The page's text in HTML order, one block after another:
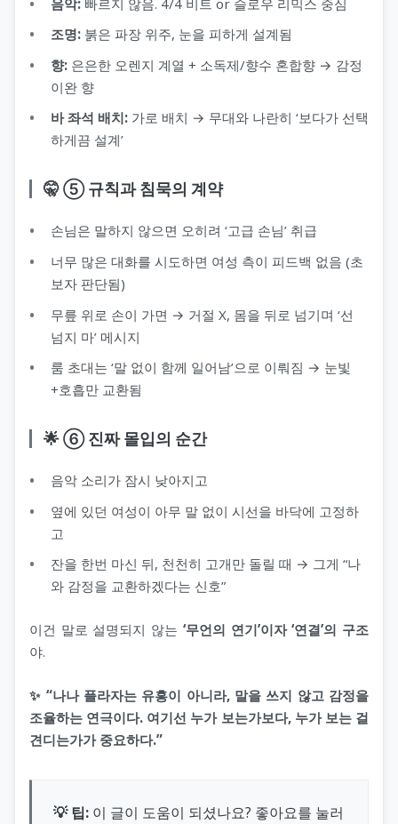
조명: 붉은 파장 위주, 눈을 피하게 설계됨
향: 은은한 오렌지 계열 + 소독제/향수 혼합향 → 감정
이완 향
바 좌석 배치: 가로 배치 → 무대와 나란히 ‘보다가 선택
하게끔 설계’
🤫 ⑤ 규칙과 침묵의 계약
손님은 말하지 않으면 오히려 ‘고급 손님’ 취급
너무 많은 대화를 시도하면 여성 측이 피드백 없음 (초
보자 판단됨)
무릎 위로 손이 가면 → 거절 X, 몸을 뒤로 넘기며 ‘선
넘지 마’ 메시지
룸 초대는 ‘말 없이 함께 일어남’으로 이뤄짐 → 눈빛
+호흡만 교환됨
🌟 ⑥ 진짜 몰입의 순간
음악 소리가 잠시 낮아지고
옆에 있던 여성이 아무 말 없이 시선을 바닥에 고정하
고
잔을 한번 마신 뒤, 천천히 고개만 돌릴 때 → 그게 “나
와 감정을 교환하겠다는 신호”
이건 말로 설명되지 않는 ‘무언의 연기’이자 ‘연결’의 구조
야.
✨ “나나 플라자는 유흥이 아니라, 말을 쓰지 않고 감정을
조율하는 연극이다. 여기선 누가 보는가보다, 누가 보는 걸
견디는가가 중요하다.”
💡 팁: 이 글이 도움이 되셨나요? 좋아요를 눌러